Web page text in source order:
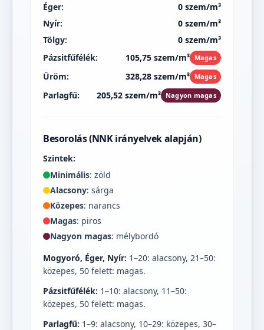
Éger:
0 szem/m³
Nyír:
0 szem/m³
Tölgy:
0 szem/m³
Pázsitfűfélék:
105,75 szem/m³ Magas
Üröm: 328,28 szem/m³ Magas
Parlagfű: 205,52 szem/m³ Nagyon magas
Besorolás (NNK irányelvek alapján)
Szintek:
Minimális: zöld
Alacsony: sárga
Közepes: narancs
Magas: piros
Nagyon magas: mélybordó
Mogyoró, Éger, Nyír: 1–20: alacsony, 21–50:
közepes, 50 felett: magas.
Pázsitfűfélék: 1–10: alacsony, 11–50:
közepes, 50 felett: magas.
Parlagfű: 1–9: alacsony, 10–29: közepes, 30–